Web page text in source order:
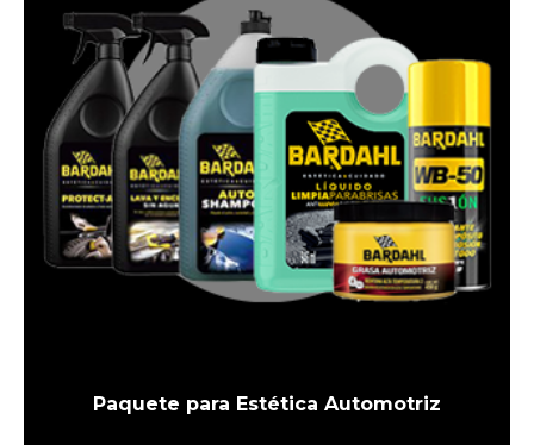
Paquete para Estética Automotriz